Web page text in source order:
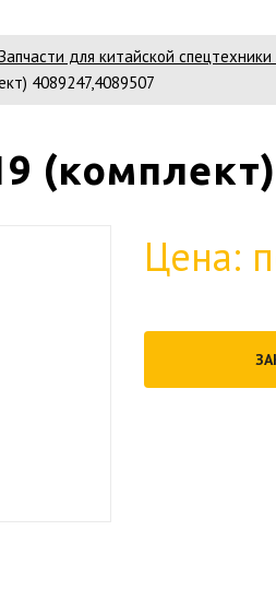
Запчасти для китайской
4089247,4089507
(комплект)
Цена: